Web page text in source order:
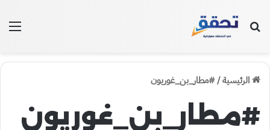
بحث عن
الرئيسية/#مطار_بن_غوريون
#مطار_بن_غوريون